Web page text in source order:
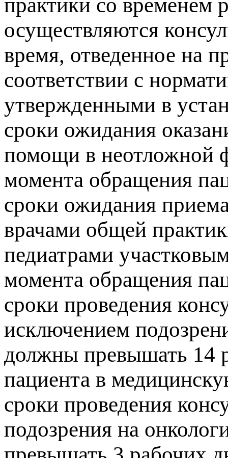
осуществляются
время, отведенное на
соответствии с
утвержденными в
сроки ожидания
помощи в неотложной
момента обращения
сроки ожидания
врачами общей
педиатрами
момента обращения
сроки проведения
исключением
должны превышать 14
пациента в
сроки проведения
подозрения на